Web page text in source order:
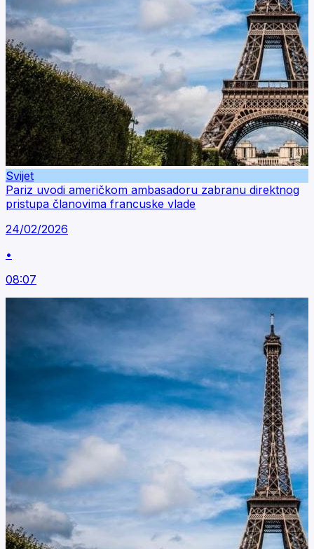
Svijet
Pariz uvodi američkom ambasadoru zabranu direktnog
pristupa članovima francuske vlade
24/02/2026
•
08:07